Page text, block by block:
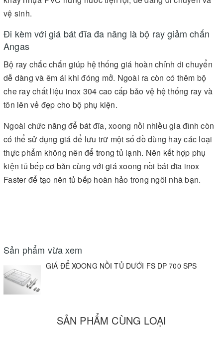
vệ sinh.
Đi kèm với giá bát đĩa đa năng là bộ ray giảm chấn
Angas
Bộ ray chắc chắn giúp hệ thống giá hoàn chỉnh di chuyển
dễ dàng và êm ái khi đóng mở. Ngoài ra còn có thêm bộ
che ray chất liệu inox 304 cao cấp bảo vệ hệ thống ray và
tôn lên vẻ đẹp cho bộ phụ kiện.
Ngoài chức năng để bát đĩa, xoong nồi nhiều gia đình còn
có thể sử dụng giá để lưu trữ một số đồ dùng hay các loại
thực phẩm không nên để trong tủ lạnh. Nên kết hợp phụ
kiện tủ bếp cơ bản cùng với giá xoong nồi bát đĩa inox
Faster để tạo nên tủ bếp hoàn hảo trong ngôi nhà bạn.
Sản phẩm vừa xem
GIÁ ĐỂ XOONG NỒI TỦ DƯỚI FS DP 700 SPS
SẢN PHẨM CÙNG LOẠI